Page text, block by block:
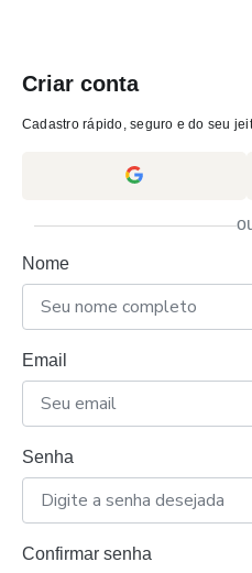
Criar conta
Cadastro rápido, seguro e do seu
Nome
Email
Senha
Confirmar senha